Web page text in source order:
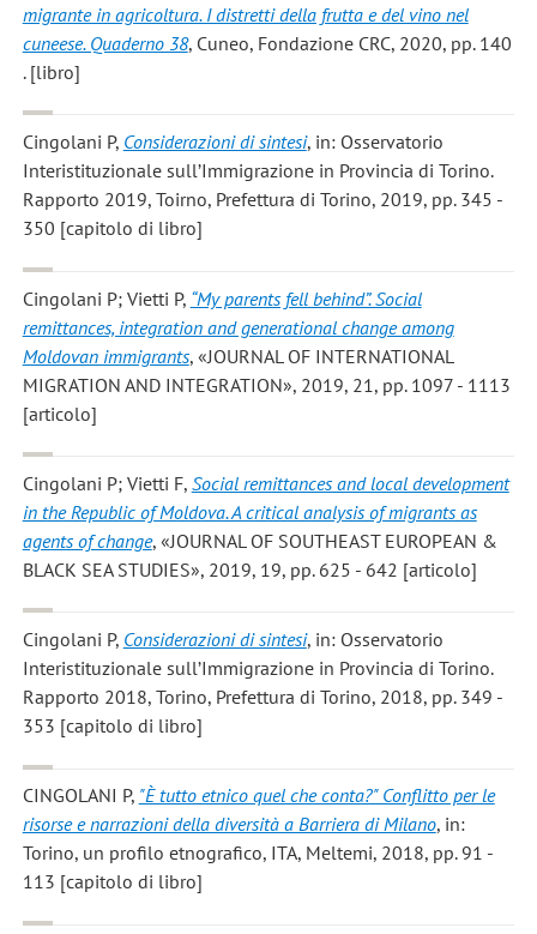
migrante in agricoltura. I distretti della frutta e del vino nel
cuneese. Quaderno 38, Cuneo, Fondazione CRC, 2020, pp. 140
. [libro]
Cingolani P, Considerazioni di sintesi, in: Osservatorio
Interistituzionale sull’Immigrazione in Provincia di Torino.
Rapporto 2019, Toirno, Prefettura di Torino, 2019, pp. 345 -
350 [capitolo di libro]
Cingolani P; Vietti P, “My parents fell behind”. Social
remittances, integration and generational change among
Moldovan immigrants, «JOURNAL OF INTERNATIONAL
MIGRATION AND INTEGRATION», 2019, 21, pp. 1097 - 1113
[articolo]
Cingolani P; Vietti F, Social remittances and local development
in the Republic of Moldova. A critical analysis of migrants as
agents of change, «JOURNAL OF SOUTHEAST EUROPEAN &
BLACK SEA STUDIES», 2019, 19, pp. 625 - 642 [articolo]
Cingolani P, Considerazioni di sintesi, in: Osservatorio
Interistituzionale sull’Immigrazione in Provincia di Torino.
Rapporto 2018, Torino, Prefettura di Torino, 2018, pp. 349 -
353 [capitolo di libro]
CINGOLANI P, "È tutto etnico quel che conta?" Conflitto per le
risorse e narrazioni della diversità a Barriera di Milano, in:
Torino, un profilo etnografico, ITA, Meltemi, 2018, pp. 91 -
113 [capitolo di libro]